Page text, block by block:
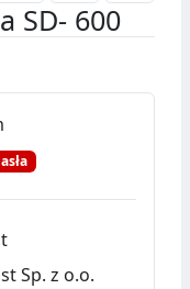
SD- 600
Sp. z o.o.